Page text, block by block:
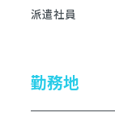
派遣社員
勤務地